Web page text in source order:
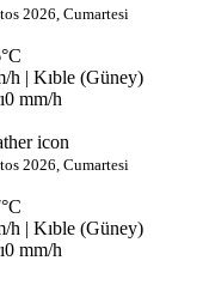
2026, Cumartesi
h | Kıble (Güney)
0 mm/h
2026, Cumartesi
h | Kıble (Güney)
0 mm/h